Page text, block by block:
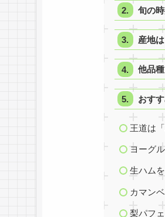
旬の
産地
他品
おす
王道は
ヨーグ
生ハム
カマン
梨パフ